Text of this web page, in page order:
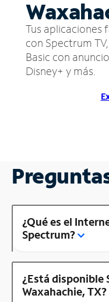
Tus aplicaciones
con Spectrum
Basic con
Disney+ y más.
¿Qué es el
Spectrum?
¿Está disponible
Waxahachie, TX?